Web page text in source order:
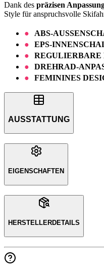
Dank des präzisen
Style für anspruchsvolle
ABS-
EPS-
REGULIERBARE
DREHRAD-
FEMININES
AUSSTATTUNG
EIGENSCHAFTEN
HERSTELLERDETAILS